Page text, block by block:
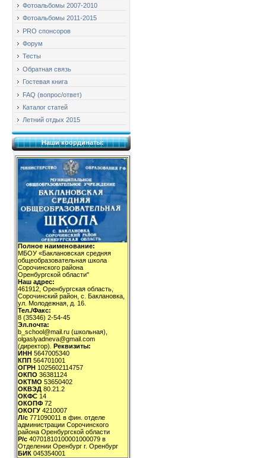
Фотоальбомы 2007-2010
Фотоальбомы 2011-2015
PRO спонсоров
Форум
Тесты
Обратная связь
Гостевая книга
FAQ (вопрос/ответ)
Каталог статей
Летний отдых 2015
Наши координаты:
Полное наименование:
МБОУ «Баклановская средняя
общеобразовательная школа
Сорочинского района
Оренбургской области"
Наш адрес:
461912, Оренбургская область,
Сорочинский район, с. Баклановка,
ул. Молодежная, д. 16.
Тел./Факс:
8 (35346) 2-54-45
Эл.почта:
b_school@mail.ru (школьная),
olgaslyadneva@gmail.com
(директор). Реквизиты:
ИНН 5647005340
КПП 564701001
ОГРН 1025602114757
ОКПО 36381124
ОКТМО 53650402
ОКВЭД 80.21.2
ОКФС 14
ОКОПФ 72
ОКОГУ 4210007
Л/с 771090011 в фин. отделе
администрации Сорочинского
района Оренбургской области
Р/с 40701810100001000079 в
Отделении Оренбург г. Оренбург
БИК 045354001